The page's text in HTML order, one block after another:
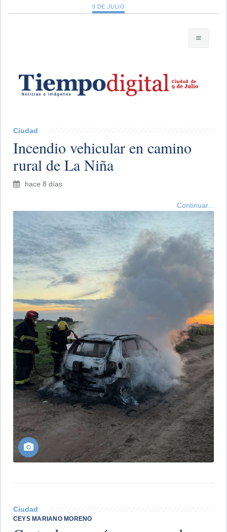
9 DE JULIO
Ciudad
Incendio vehicular en camino
rural de La Niña
hace 8 días
Continuar...
Ciudad
CEYS MARIANO MORENO